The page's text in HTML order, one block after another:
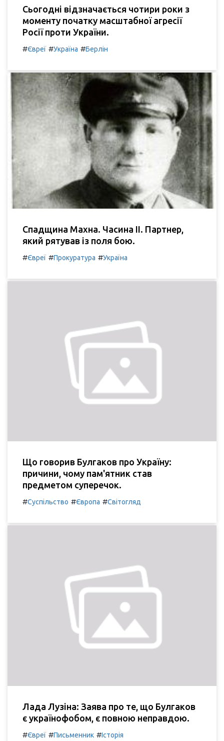
Сьогодні відзначається чотири роки з
моменту початку масштабної агресії
Росії проти України.
#Євреї #Україна #Берлін
Спадщина Махна. Часина ІІ. Партнер,
який рятував із поля бою.
#Євреї #Прокуратура #Україна
Що говорив Булгаков про Україну:
причини, чому пам'ятник став
предметом суперечок.
#Суспільство #Європа #Світогляд
Лада Лузіна: Заява про те, що Булгаков
є українофобом, є повною неправдою.
#Євреї #Письменник #Історія